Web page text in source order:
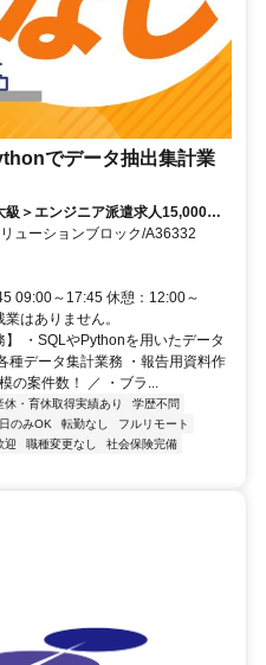
でデータ抽出集計業
級＞エンジニア派遣求人15,000件
2日で就業可能！！
ューションブロック/A36332
09:00～17:45 休憩：12:00～
はありません。
・SQLやPythonを用いたデータ
種データ集計業務 ・報告用資料作
の案件数！ ／ ・ブラ...
休・育休取得実績あり
学歴不問
のみOK 転勤なし
フルリモート
迎 職種変更なし
社会保険完備